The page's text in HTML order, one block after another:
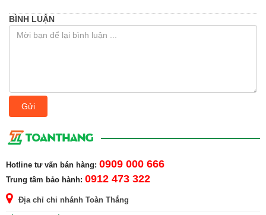
BÌNH LUẬN
Gửi
Hotline tư vấn bán hàng: 0909 000 666
Trung tâm bảo hành: 0912 473 322
Địa chỉ chi nhánh Toàn Thắng